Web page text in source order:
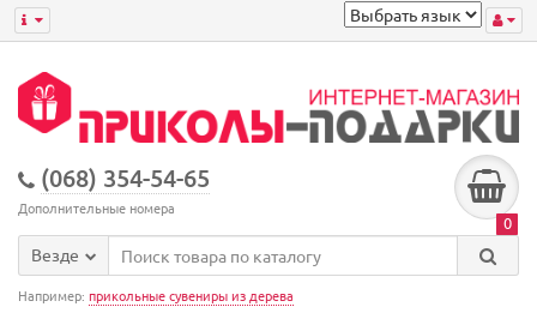
(068) 354-54-65
Дополнительные номера
0
Везде
Например: прикольные сувениры из дерева